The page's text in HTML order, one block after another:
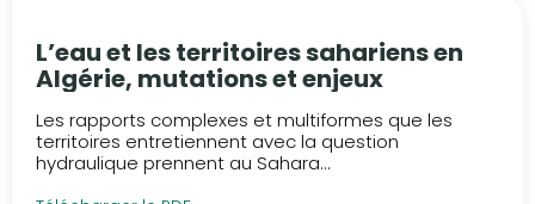
L’eau et les territoires sahariens en
Algérie, mutations et enjeux
Les rapports complexes et multiformes que les
territoires entretiennent avec la question
hydraulique prennent au Sahara...